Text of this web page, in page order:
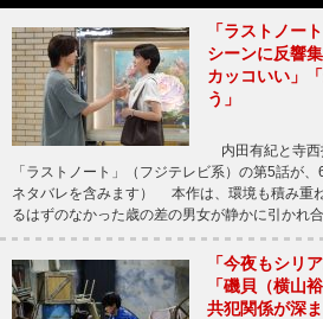
「ラストノー
シーンに反響
カッコいい」
う」
内田有紀と寺西
「ラストノート」（フジテレビ系）の第5話が
ネタバレを含みます） 本作は、環境も積み重
るはずのなかった歳の差の男女が静かに引かれ
「今夜もシリ
「磯貝（横山
共犯関係が深